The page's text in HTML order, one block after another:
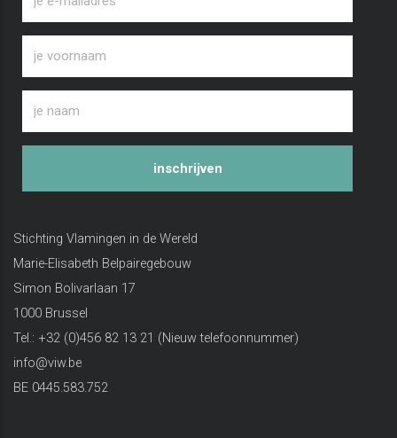
inschrijven
Stichting Vlamingen in de Wereld
Marie-Elisabeth Belpairegebouw
Simon Bolivarlaan 17
1000 Brussel
Tel.: +32 (0)456 82 13 21 (Nieuw telefoonnummer)
info@viw.be
BE 0445.583.752